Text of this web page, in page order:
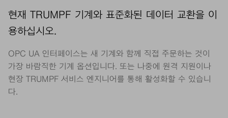
현재 TRUMPF 기계와 표준화된 데이터 교환을 이
용하십시오.
OPC UA 인터페이스는 새 기계와 함께 직접 주문하는 것이
가장 바람직한 기계 옵션입니다. 또는 나중에 원격 지원이나
현장 TRUMPF 서비스 엔지니어를 통해 활성화할 수 있습니
다.